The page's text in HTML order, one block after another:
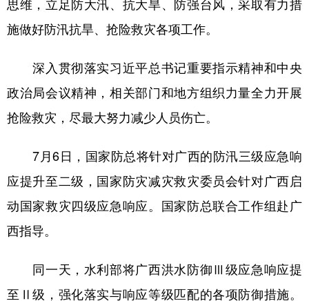
陕西 甘肃 青海
多语种频道
Deutsch Português
思维，立足防大汛、抗大旱、防强台风，采取有力措
施做好防汛抗旱、抢险救灾各项工作。
深入贯彻落实习近平总书记重要指示精神和中央
政治局会议精神，相关部门和地方组织力量全力开展
抢险救灾，尽最大努力减少人员伤亡。
7月6日，国家防总将针对广西的防汛三级应急响
应提升至二级，国家防灾减灾救灾委员会针对广西启
动国家救灾四级应急响应。国家防总联合工作组赴广
西指导。
同一天，水利部将广西洪水防御Ⅲ级应急响应提
至Ⅱ级，强化落实与响应等级匹配的各项防御措施。